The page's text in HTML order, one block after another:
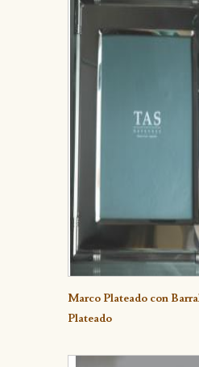
Detalle
Marco Plateado con
Plateado